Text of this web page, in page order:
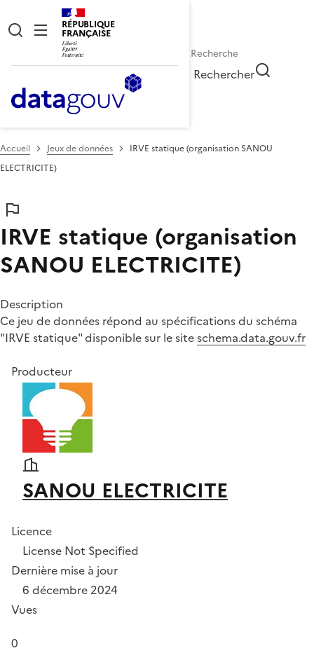
RÉPUBLIQUE
FRANÇAISE
Rechercher
Accueil Jeux de données
IRVE statique (organisation SANOU
ELECTRICITE)
IRVE statique (organisation
SANOU ELECTRICITE)
Description
Ce jeu de données répond au spécifications du schéma
"IRVE statique" disponible sur le siteschema.data.gouv.fr
Producteur
SANOU ELECTRICITE
Licence
License Not Specified
Dernière mise à jour
6 décembre 2024
Vues
0